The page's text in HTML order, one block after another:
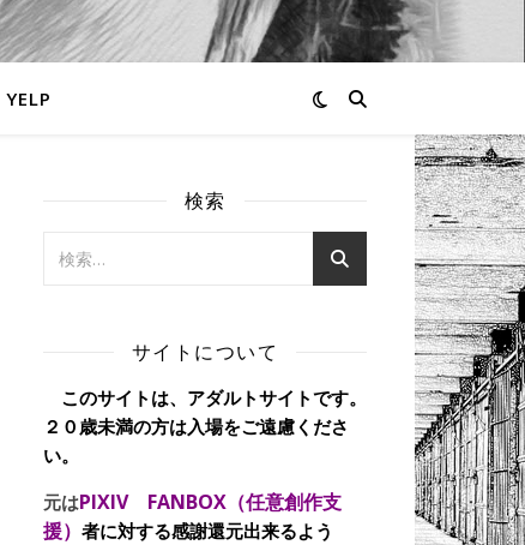
YELP
検索
サイトについて
このサイトは、アダルトサイトです。
２０歳未満の方は入場をご遠慮くださ
い。
元はPIXIV FANBOX（任意創作支
援） 者に対する感謝還元出来るよう